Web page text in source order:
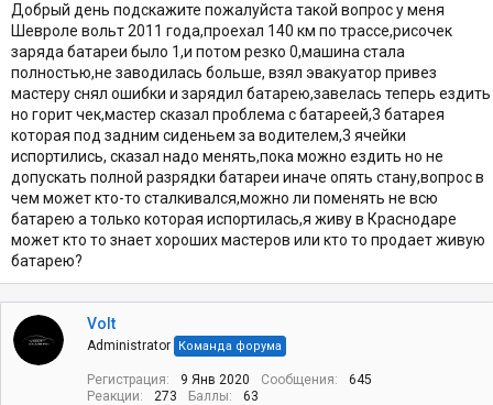
Добрый день подскажите пожалуйста такой вопрос у меня
Шевроле вольт 2011 года,проехал 140 км по трассе,рисочек
заряда батареи было 1,и потом резко 0,машина стала
полностью,не заводилась больше, взял эвакуатор привез
мастеру снял ошибки и зарядил батарею,завелась теперь ездить
но горит чек,мастер сказал проблема с батареей,3 батарея
которая под задним сиденьем за водителем,3 ячейки
испортились, сказал надо менять,пока можно ездить но не
допускать полной разрядки батареи иначе опять стану,вопрос в
чем может кто-то сталкивался,можно ли поменять не всю
батарею а только которая испортилась,я живу в Краснодаре
может кто то знает хороших мастеров или кто то продает живую
батарею?
Volt
Administrator Команда форума
Регистрация 9 Янв 2020 Сообщения
645
Реакции
273 Баллы 63